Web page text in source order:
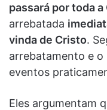
passará por toda
arrebatada
vinda de Cristo.
arrebatamento e
eventos
Eles argumentam